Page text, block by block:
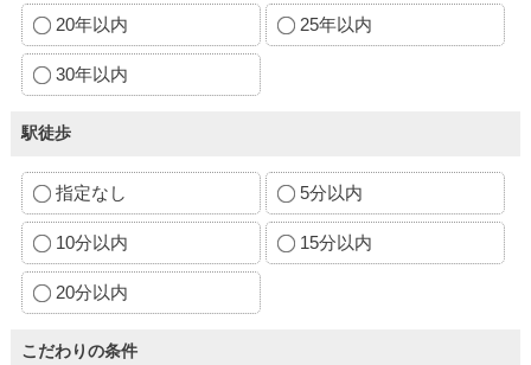
20年以内 25年以内
30年以内
駅徒歩
指定なし 5分以内
10分以内 15分以内
20分以内
こだわりの条件